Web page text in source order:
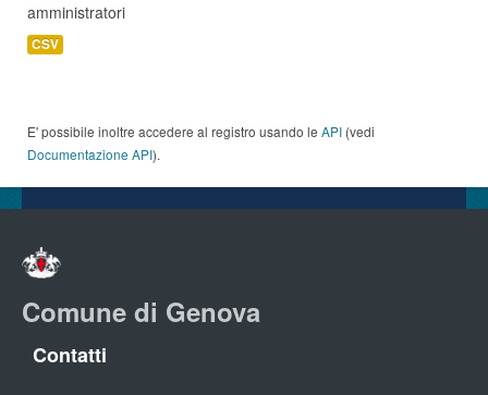
amministratori
CSV
E' possibile inoltre accedere al registro usando le API (vedi
Documentazione API).
Comune di Genova
Contatti